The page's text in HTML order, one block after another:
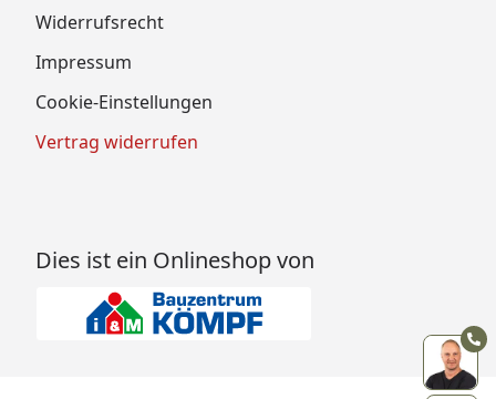
Widerrufsrecht
Impressum
Cookie-Einstellungen
Vertrag widerrufen
Dies ist ein Onlineshop von